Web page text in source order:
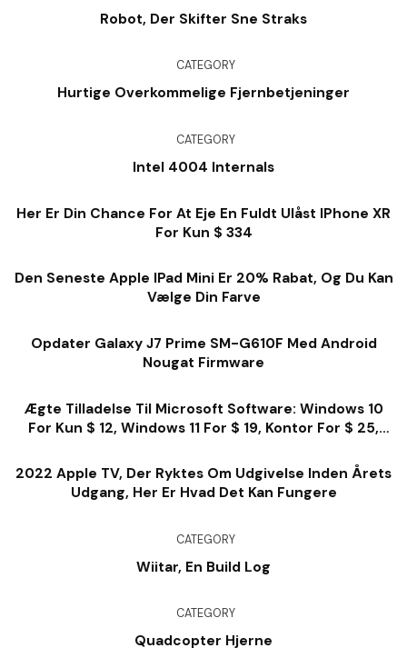
Robot, Der Skifter Sne Straks
CATEGORY
Hurtige Overkommelige Fjernbetjeninger
CATEGORY
Intel 4004 Internals
Her Er Din Chance For At Eje En Fuldt Ulåst IPhone XR
For Kun $ 334
Den Seneste Apple IPad Mini Er 20% Rabat, Og Du Kan
Vælge Din Farve
Opdater Galaxy J7 Prime SM-G610F Med Android
Nougat Firmware
Ægte Tilladelse Til Microsoft Software: Windows 10
For Kun $ 12, Windows 11 For $ 19, Kontor For $ 25,
2022 Apple TV, Der Ryktes Om Udgivelse Inden Årets
Udgang, Her Er Hvad Det Kan Fungere
CATEGORY
Wiitar, En Build Log
CATEGORY
Quadcopter Hjerne